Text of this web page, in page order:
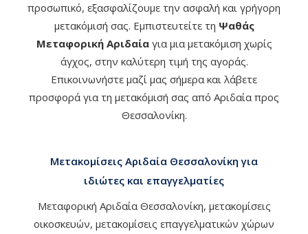
προσωπικό, εξασφαλίζουμε την ασφαλή και γρήγορη
μετακόμισή σας. Εμπιστευτείτε τη Ψαθάς
Μεταφορική Αριδαίαγια μια μετακόμιση χωρίς
άγχος, στην καλύτερη τιμή της αγοράς.
Επικοινωνήστε μαζί μας σήμερα και λάβετε
προσφορά για τη μετακόμισή σας από Αριδαία προς
Θεσσαλονίκη.
Μετακομίσεις Αριδαία Θεσσαλονίκη για
ιδιώτες και επαγγελματίες
Μεταφορική Αριδαία Θεσσαλονίκη, μετακομίσεις
οικοσκευών, μετακομίσεις επαγγελματικών χώρων